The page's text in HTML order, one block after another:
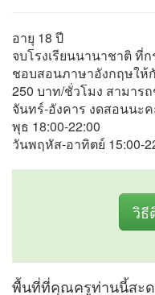
อายุ 18 ปี
จบโรงเรียนนานาชาติ ที่
ชอบสอนภาษาอังกฤษให้
250 บาท/ชั่วโมง สามาร
จันทร์-อังคาร งดสอนนะค
พุธ 18:00-22:00
วันพฤหัส-อาทิตย์ 15:00-
วิ
พื้นที่ที่คุณครูท่านนี้สะ